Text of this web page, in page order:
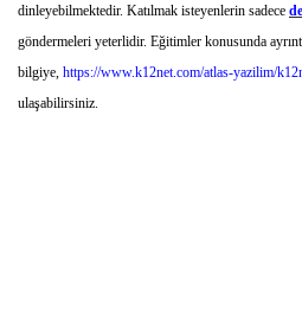
dinleyebilmektedir. Katılmak isteyenlerin sadece
göndermeleri yeterlidir. Eğitimler konusunda
bilgiye, https://www.k12net.com/atlas-yazilim/
ulaşabilirsiniz.